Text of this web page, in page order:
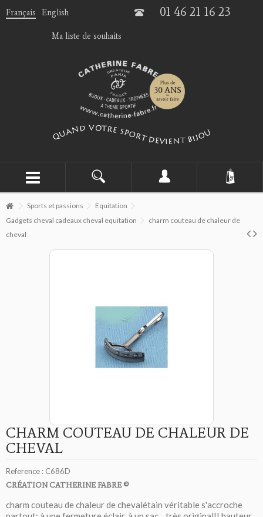
Français English 01 46 21 16 23
Ma liste de souhaits
Sports et passions
Equitation
Gadgets cheval cadeaux cheval equitation
charm couteau de chaleur de
cheval
CHARM COUTEAU DE CHALEUR DE
CHEVAL
Reference : C686D
CRÉATION CATHERINE FABRE ©
charm couteau de chaleur de chevalétain véritable s'accroche